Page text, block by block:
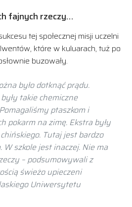
fajnych rzeczy…
tej społecznej misji uczelni
które w kuluarach, tuż po
buzowały.
było dotknąć prądu.
takie chemiczne
ptaszkom i
pokarm na zimę. Ekstra były
Tutaj jest bardzo
szkole jest inaczej. Nie ma
– podsumowywali z
świeżo upieczeni
Uniwersytetu